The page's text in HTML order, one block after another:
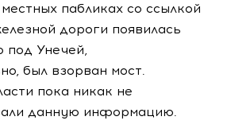
пабликах со ссылкой
дороги появилась
под Унечей,
был взорван мост.
пока никак не
данную информацию.